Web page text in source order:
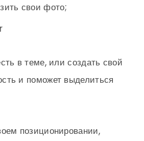
свои фото;
в теме, или создать свой
и поможет выделиться
позиционировании,